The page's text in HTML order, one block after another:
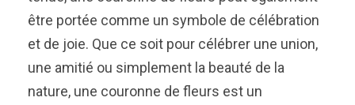
être portée comme un symbole de célébration
et de joie. Que ce soit pour célébrer une union,
une amitié ou simplement la beauté de la
nature, une couronne de fleurs est un